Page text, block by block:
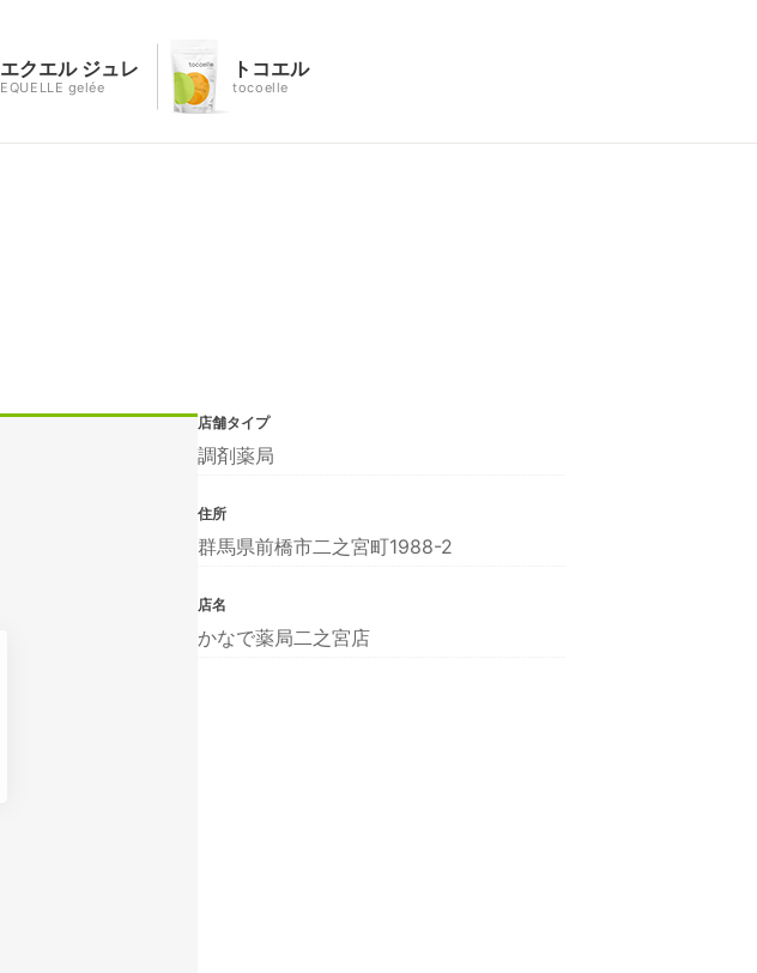
エクエル ジュレ
EQUELLE gelée
トコエル
tocoelle
店舗タイプ
調剤薬局
住所
群馬県前橋市二之宮町1988-2
店名
かなで薬局二之宮店